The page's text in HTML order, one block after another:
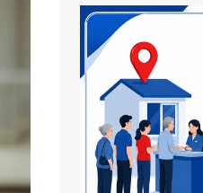
fanpage chính thức
tảng Facebook
www.facebook.com/
công ty liên tục ghi
khách hàng việc các
Fanpage của SJC
nhằm mục đích lừa
an toàn tài sản cho